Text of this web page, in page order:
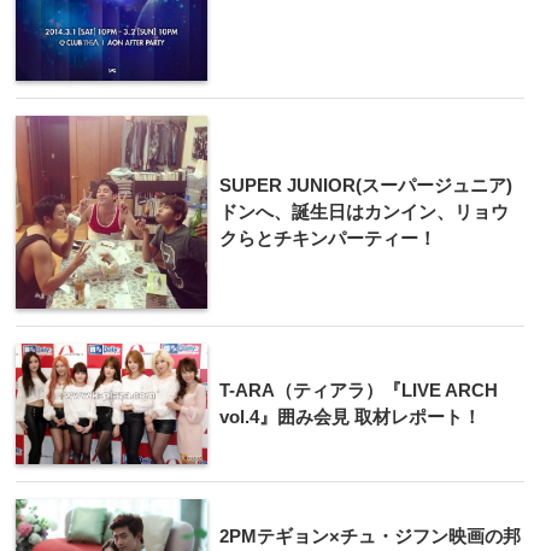
SUPER JUNIOR(スーパージュニア)
ドンへ、誕生日はカンイン、リョウ
クらとチキンパーティー！
T-ARA（ティアラ）『LIVE ARCH
vol.4』囲み会見 取材レポート！
2PMテギョン×チュ・ジフン映画の邦